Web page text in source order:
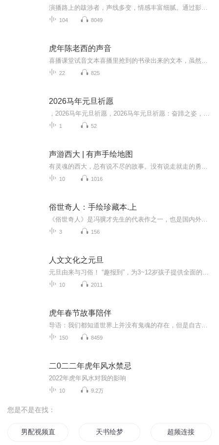
104 8049
虎年陈老西的声音
22 825
2026马年元旦祈愿
1 52
声游西大 | 有声手绘地图
10 1016
俗世奇人：手绘珍藏本.上
3 156
人文文化之元旦
10 2011
虎年春节故事陪伴
150 8459
二0二二年虎年风水禁忌
2022年虎年风水对我的影响
10 9.2万
您是不是在找：
男配视频直播中 天书绘梦 超频连接